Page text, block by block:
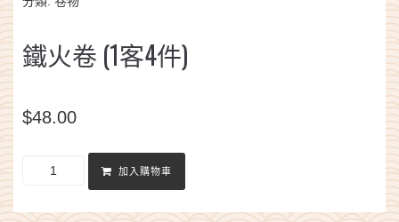
鐵火卷 (1客4件)
$48.00
加入購物車